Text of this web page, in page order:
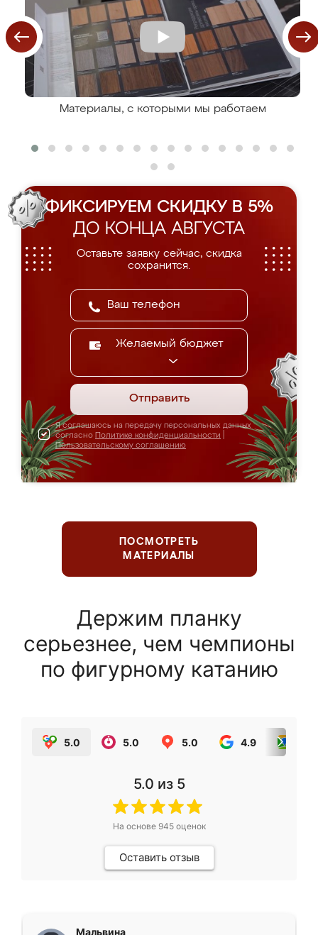
Материалы, с которыми мы работаем
ФИКСИРУЕМ СКИДКУ В 5%
ДО КОНЦА АВГУСТА
Оставьте заявку сейчас, скидка
сохранится.
Желаемый бюджет
Отправить
Я соглашаюсь на передачу персональных данных
согласно Политике конфиденциальности
Пользовательскому соглашению
ПОСМОТРЕТЬ
МАТЕРИАЛЫ
Держим планку
серьезнее, чем чемпионы
по фигурному катанию
5.0 5.0 5.0 4.9
5.0 из 5
На основе 945оценок
Оставить отзыв
Мальвина